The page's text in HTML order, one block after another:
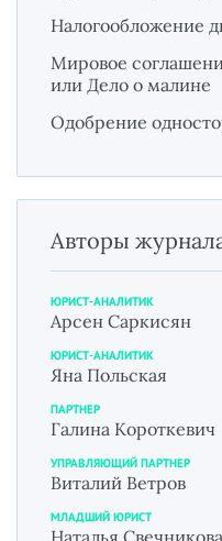
Налогообложение
Мировое
или Дело о малине
Одобрение
Авторы
ЮРИСТ-АНАЛИТИК
Арсен Саркисян
ЮРИСТ-АНАЛИТИК
Яна Польская
ПАРТНЕР
Галина Короткевич
УПРАВЛЯЮЩИЙ ПАРТНЕР
Виталий Ветров
МЛАДШИЙ ЮРИСТ
Наталья Свечникова